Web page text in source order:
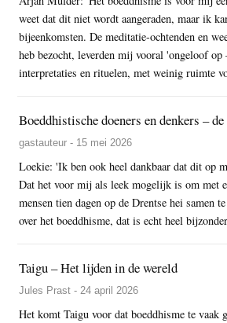
weet dat dit niet wordt aangeraden, maar ik
bijeenkomsten. De meditatie-ochtenden en
heb bezocht, leverden mij vooral 'ongeloof op
interpretaties en rituelen, met weinig ruimte
Boeddhistische doeners en denkers –
gastauteur - 15 mei 2026
Loekie: 'Ik ben ook heel dankbaar dat dit op
Dat het voor mij als leek mogelijk is om met
mensen tien dagen op de Drentse hei samen
over het boeddhisme, dat is echt heel
Taigu – Het lijden in de wereld
Jules Prast - 24 april 2026
Het komt Taigu voor dat boeddhisme te vaak